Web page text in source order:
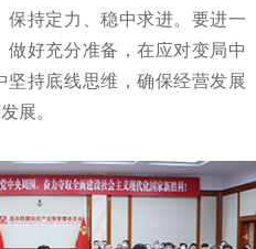
持定力、稳中求进。要进一
好充分准备，在应对变局中
持底线思维，确保经营发展
展。